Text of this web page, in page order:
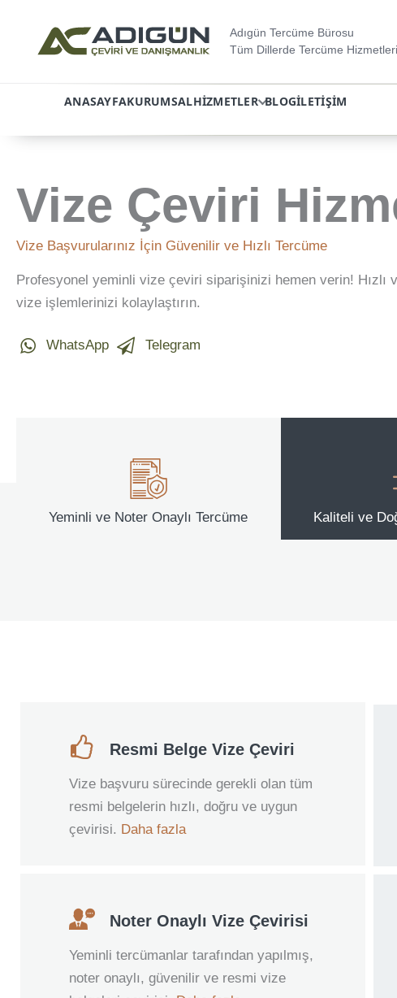
Adıgün Tercüme Bürosu
Tüm Dillerde Tercüme Hizmetleri
ANASAYFAKURUMSALHIZMETLER BLOGİLETIŞIM
Vize Çeviri
Vize Başvurularınız İçin Güvenilir ve Hızlı Tercüme
Profesyonel yeminli vize çeviri siparişinizi hemen verin! Hızlı
vize işlemlerinizi kolaylaştırın.
WhatsApp Telegram
Yeminli ve Noter Onaylı Tercüme Kaliteli ve
Resmi Belge Vize Çeviri
Vize başvuru sürecinde gerekli olan tüm
resmi belgelerin hızlı, doğru ve uygun
çevirisi. Daha fazla
Noter Onaylı Vize Çevirisi
Yeminli tercümanlar tarafından yapılmış,
noter onaylı, güvenilir ve resmi vize